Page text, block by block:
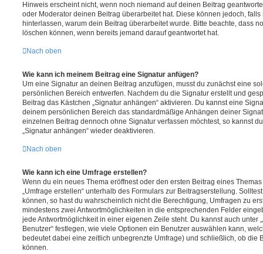
Hinweis erscheint nicht, wenn noch niemand auf deinen Beitrag
oder Moderator deinen Beitrag überarbeitet hat. Diese können jedoch,
hinterlassen, warum dein Beitrag überarbeitet wurde. Bitte beachte, dass
löschen können, wenn bereits jemand darauf geantwortet hat.
Nach oben
Wie kann ich meinem Beitrag eine Signatur anfügen?
Um eine Signatur an deinen Beitrag anzufügen, musst du zunächst eine
persönlichen Bereich entwerfen. Nachdem du die Signatur erstellt und
Beitrag das Kästchen „Signatur anhängen“ aktivieren. Du kannst eine
deinem persönlichen Bereich das standardmäßige Anhängen deiner
einzelnen Beitrag dennoch ohne Signatur verfassen möchtest, so kannst
„Signatur anhängen“ wieder deaktivieren.
Nach oben
Wie kann ich eine Umfrage erstellen?
Wenn du ein neues Thema eröffnest oder den ersten Beitrag eines
„Umfrage erstellen“ unterhalb des Formulars zur Beitragserstellung.
können, so hast du wahrscheinlich nicht die Berechtigung, Umfragen zu
mindestens zwei Antwortmöglichkeiten in die entsprechenden Felder
jede Antwortmöglichkeit in einer eigenen Zeile steht. Du kannst auch unter
Benutzer“ festlegen, wie viele Optionen ein Benutzer auswählen kann,
bedeutet dabei eine zeitlich unbegrenzte Umfrage) und schließlich, ob die
können.